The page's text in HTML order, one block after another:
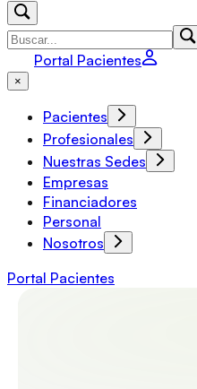
Portal Pacientes
×
Pacientes
Profesionales
Nuestras Sedes
Empresas
Financiadores
Personal
Nosotros
Portal Pacientes